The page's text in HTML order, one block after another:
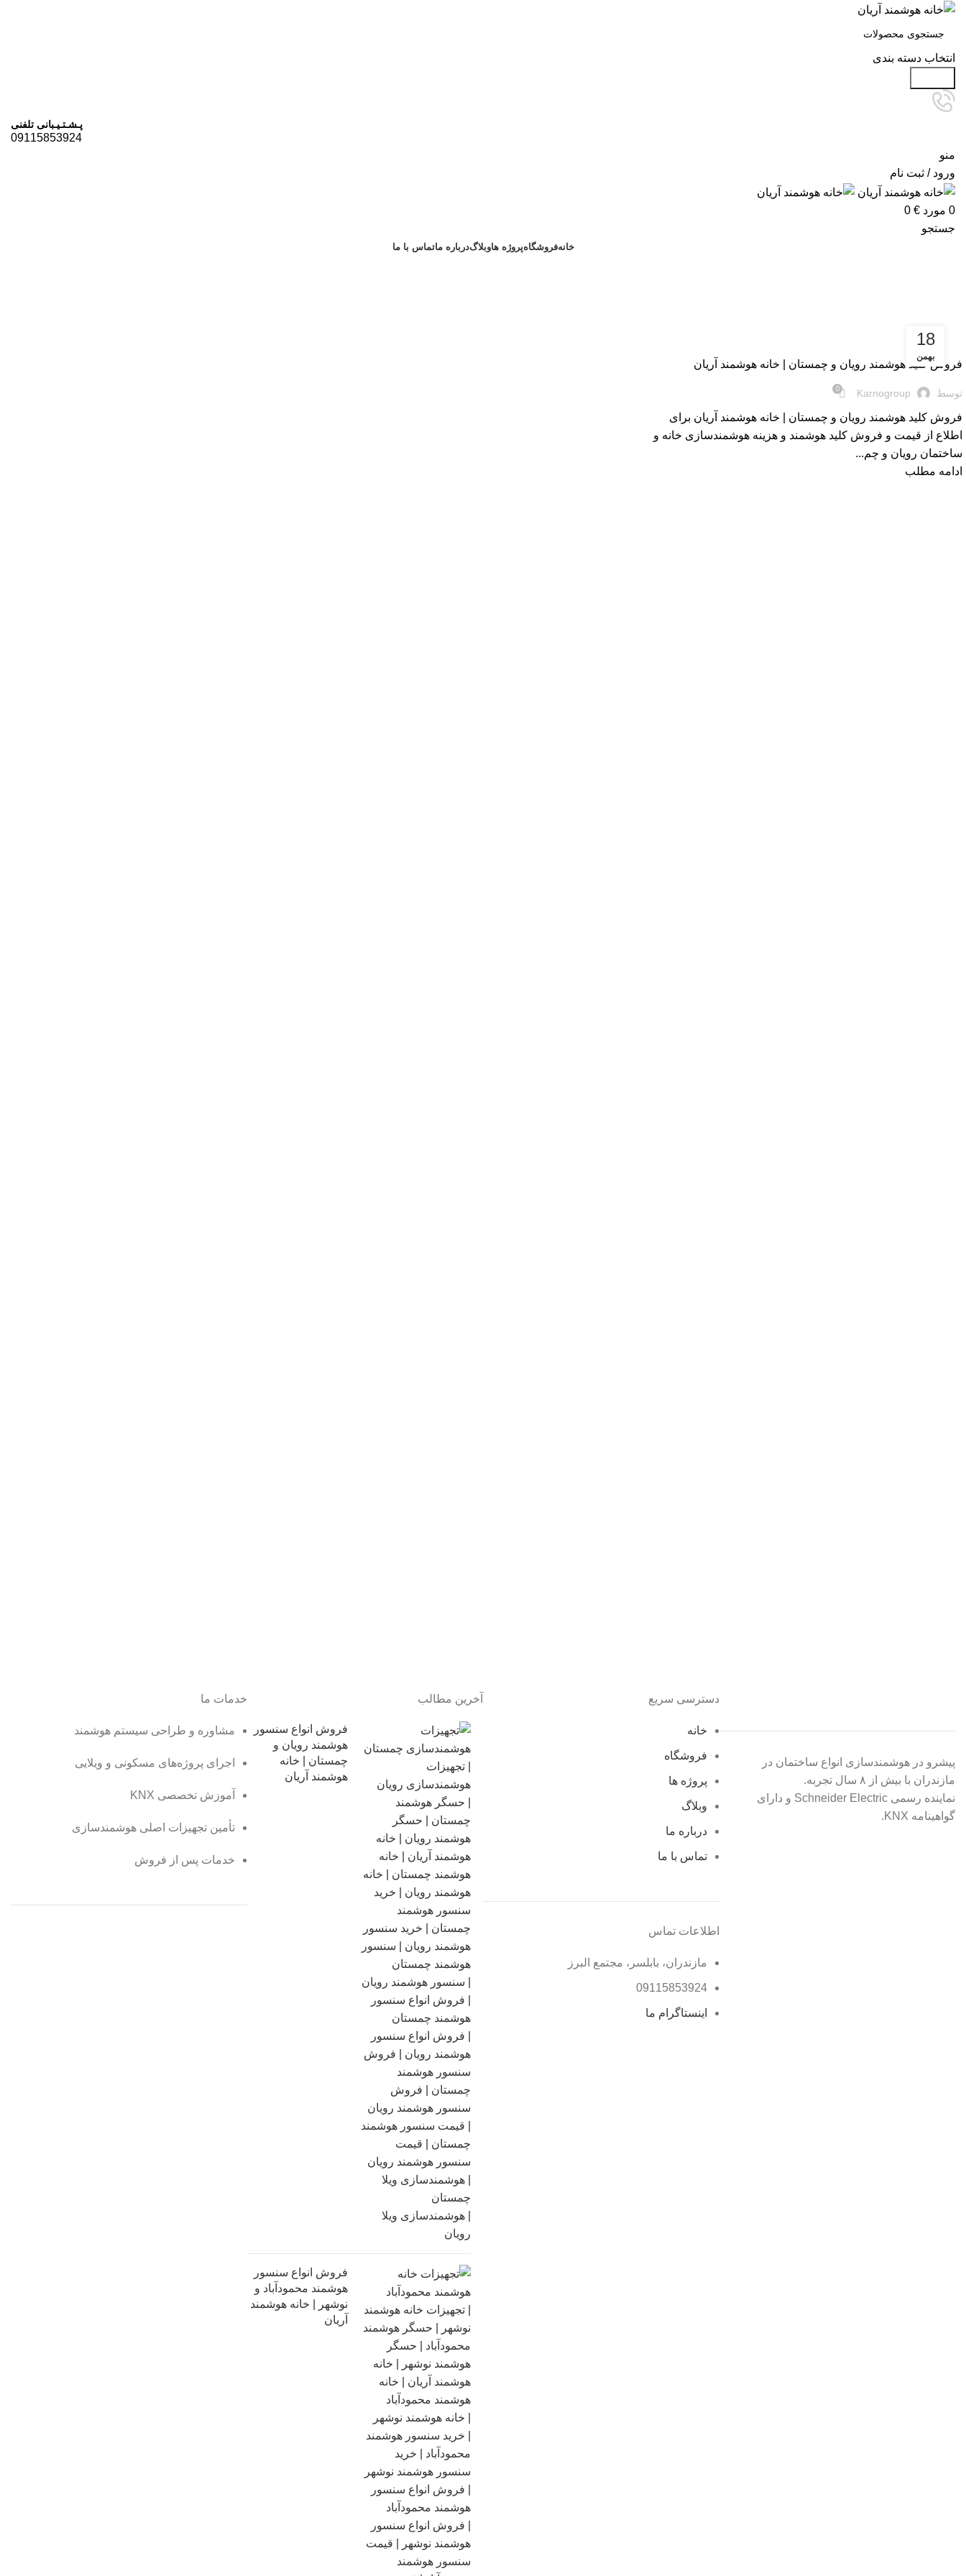
انتخاب دسته بندی
پـشـتـیـبانی تلفنی
09115853924
منو
ورود / ثبت نام
0 مورد 0 €
جستجو
خانهفروشگاهپروژه هاوبلاگدرباره ماتماس با ما
18
بهمن
فروش کلید هوشمند رویان و چمستان | خانه هوشمند آریان
توسط Karnogroup
0
فروش کلید هوشمند رویان و چمستان | خانه هوشمند آریان برای
اطلاع از قیمت و فروش کلید هوشمند و هزینه هوشمندسازی خانه و
ساختمان رویان و چم...
ادامه مطلب
پیشرو در هوشمندسازی انواع ساختمان در
مازندران با بیش از ۸ سال تجربه.
نماینده رسمی Schneider Electric و دارای
گواهینامه KNX.
دسترسی سریع
خانه
فروشگاه
پروژه ها
وبلاگ
درباره ما
تماس با ما
اطلاعات تماس
مازندران، بابلسر، مجتمع البرز
09115853924
اینستاگرام ما
آخرین مطالب
فروش انواع سنسور
هوشمند رویان و
چمستان | خانه
هوشمند آریان
فروش انواع سنسور
هوشمند محمودآباد و
نوشهر | خانه هوشمند
آریان
خدمات ما
مشاوره و طراحی سیستم هوشمند
اجرای پروژه‌های مسکونی و ویلایی
آموزش تخصصی KNX
تأمین تجهیزات اصلی هوشمندسازی
خدمات پس از فروش